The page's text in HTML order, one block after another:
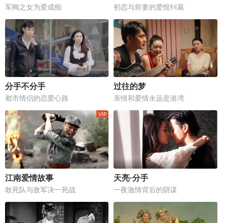
军阀之女为爱成痴 初恋与前妻的爱恨纠葛
分手不分手
都市情侣的恋爱心路
过往的梦
亲情和爱情永远是港湾
江南爱情故事
敢死队与敌军决一死战
天亮·分手
一夜激情背后的阴谋